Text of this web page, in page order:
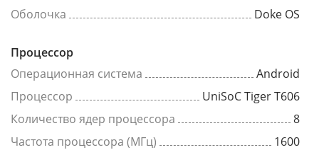
Оболочка
Doke OS
Процессор
Операционная система
Android
Процессор
UniSoC Tiger T606
Количество ядер процессора
8
Частота процессора (МГц)
1600